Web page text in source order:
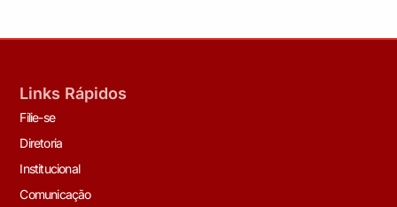
Links Rápidos
Filie-se
Diretoria
Institucional
Comunicação